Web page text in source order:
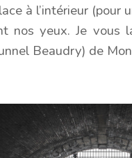
à l’intérieur (pour
nos yeux. Je vous
Beaudry) de